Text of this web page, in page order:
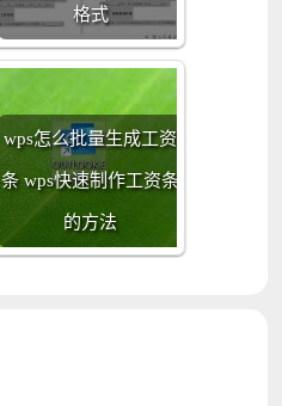
格式
wps怎么批量生成工资
条 wps快速制作工资条
的方法